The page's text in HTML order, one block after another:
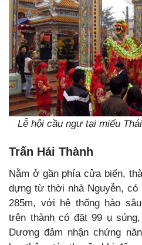
Lễ hội cầu ngư tại miếu
Trấn Hải Thành
Nằm ở gần phía cửa biển,
dựng từ thời nhà Nguyễn,
285m, với hệ thống hào
trên thành có đặt 99 ụ
Dương đảm nhận chứng